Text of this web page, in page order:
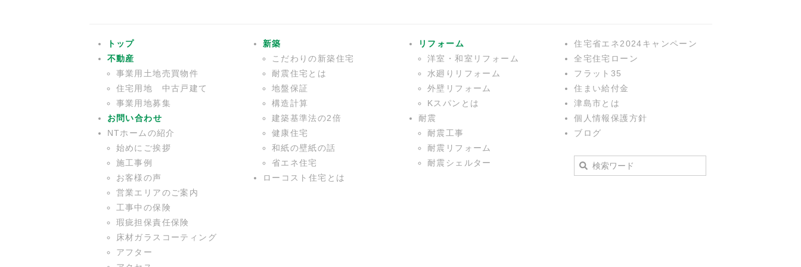
トップ
不動産
事業用土地売買物件
住宅用地 中古戸建て
事業用地募集
お問い合わせ
NTホームの紹介
始めにご挨拶
施工事例
お客様の声
営業エリアのご案内
工事中の保険
瑕疵担保責任保険
床材ガラスコーティング
アフター
新築
こだわりの新築住宅
耐震住宅とは
地盤保証
構造計算
建築基準法の2倍
健康住宅
和紙の壁紙の話
省エネ住宅
ローコスト住宅とは
リフォーム
洋室・和室リフォーム
水廻りリフォーム
外壁リフォーム
Kスパンとは
耐震
耐震工事
耐震リフォーム
耐震シェルター
住宅省エネ2024キャンペーン
全宅住宅ローン
フラット35
住まい給付金
津島市とは
個人情報保護方針
ブログ